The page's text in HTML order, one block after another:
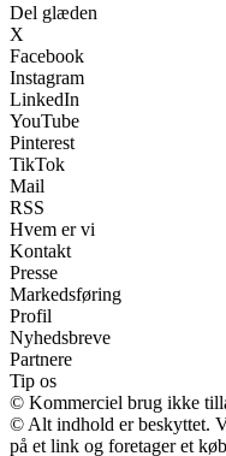
Del glæden
X
Facebook
Instagram
LinkedIn
YouTube
Pinterest
TikTok
Mail
RSS
Hvem er vi
Kontakt
Presse
Markedsføring
Profil
Nyhedsbreve
Partnere
Tip os
© Kommerciel brug ikke
© Alt indhold er beskyttet.
på et link og foretager et